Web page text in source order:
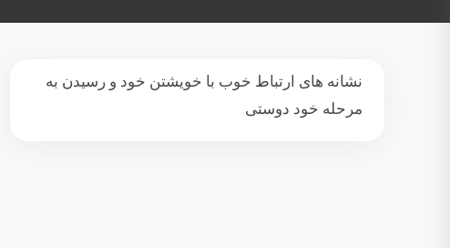
نشانه های ارتباط خوب با خویشتن خود و رسیدن به
مرحله خود دوستی